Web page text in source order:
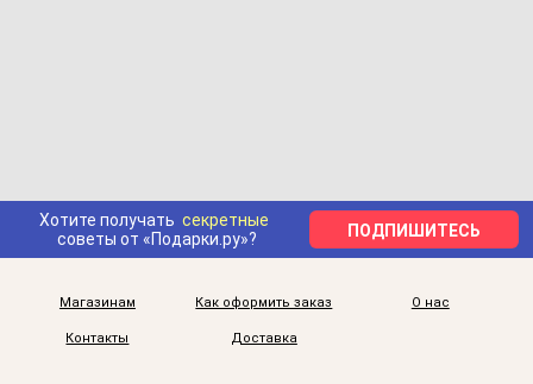
Хотите получать секретные
советы от «Подарки.ру»?
ПОДПИШИТЕСЬ
Магазинам Как оформить заказ О нас
Контакты Доставка